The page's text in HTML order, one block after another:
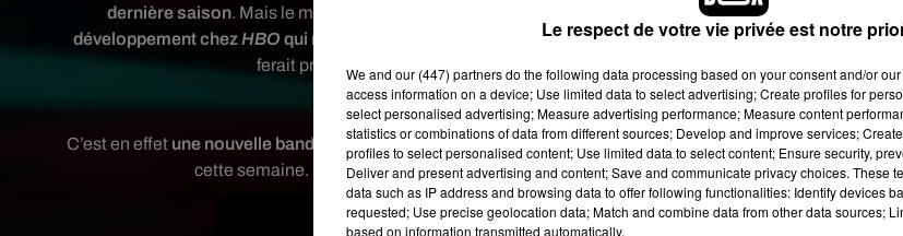
dernière saison. Mais le monde de Westeros continuera bien sûr en roman, et6 spin-offs sont
développement chezHBO qui ne veut surtout pas perdre sa poule aux œufs d’or. Le raz-de-maréeGame
ferait presque oublier que
La bande-annonce de Nightflyers is coming
C’est en effet une nouvelle bande-annonce de la prochaine sérieNetflixqui a été dévoilée auComic conde
cette semaine.
Nightflyersest adapté d’un roman de George R.R Martin sorti en 1980.
Le respect de votre vie privée est notre
We and our (447) partnersdo the following data processing based on your consent and/or
access information on a device; Use limited data to select advertising; Create profiles for
select personalised advertising; Measure advertising performance; Measure content
statistics or combinations of data from different sources; Develop and improve services;
profiles to select personalised content; Use limited data to select content; Ensure security,
Deliver and present advertising and content; Save and communicate privacy choices. These
data such as IP address and browsing data to offer following functionalities: Identify devices
requested; Use precise geolocation data; Match and combine data from other data sources;
based on information transmitted automatically.